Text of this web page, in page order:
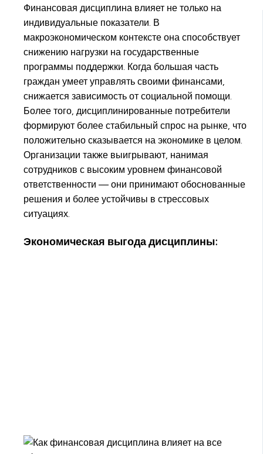
Финансовая дисциплина влияет не только на
индивидуальные показатели. В
макроэкономическом контексте она способствует
снижению нагрузки на государственные
программы поддержки. Когда большая часть
граждан умеет управлять своими финансами,
снижается зависимость от социальной помощи.
Более того, дисциплинированные потребители
формируют более стабильный спрос на рынке, что
положительно сказывается на экономике в целом.
Организации также выигрывают, нанимая
сотрудников с высоким уровнем финансовой
ответственности — они принимают обоснованные
решения и более устойчивы в стрессовых
ситуациях.
Экономическая выгода дисциплины: